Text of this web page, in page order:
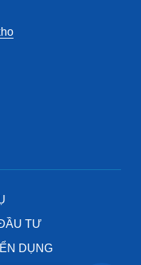
TƯ
DỤNG